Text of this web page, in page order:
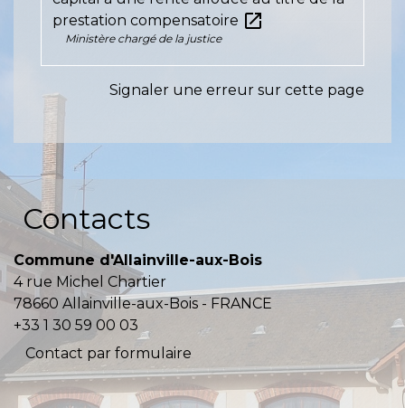
prestation compensatoire open_in_new
Ministère chargé de la justice
Signaler une erreur sur cette page
Contacts
Commune d'Allainville-aux-Bois
4 rue Michel Chartier
78660 Allainville-aux-Bois - FRANCE
+33 1 30 59 00 03
Contact par formulaire